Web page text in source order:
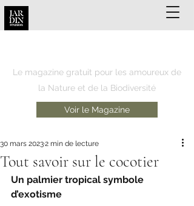
Le magazine gratuit pour les amoureux de
la Nature et de la Biodiversité
Voir le Magazine
Tout savoir sur le cocotier
30 mars 20232 min de lecture
Un palmier tropical symbole
d’exotisme